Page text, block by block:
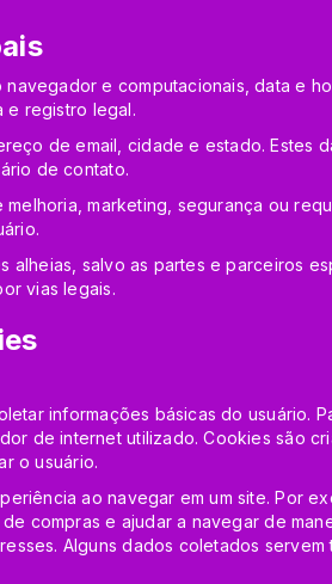
e computacionais, data e
e registro legal.
de email, cidade e estado. Estes
de contato.
marketing, segurança ou
salvo as partes e parceiros
vias legais.
informações básicas do usuário.
de internet utilizado. Cookies são
o usuário.
ao navegar em um site. Por
compras e ajudar a navegar de
Alguns dados coletados